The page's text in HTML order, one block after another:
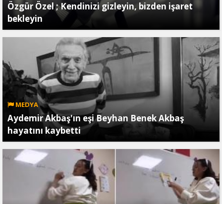
Özgür Özel ; Kendinizi gizleyin, bizden işaret
bekleyin
MEDYA
Aydemir Akbaş'ın eşi Beyhan Benek Akbaş
hayatını kaybetti